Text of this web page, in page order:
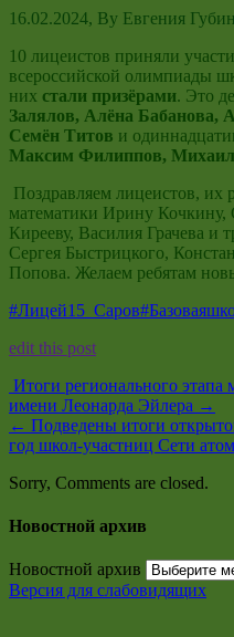
16.02.2024, By Евгения
10 лицеистов приняли
всероссийской олимпиады
них стали призёрами. Это
Залялов, Алёна Бабанова,
Семён Титов и
Максим Филиппов,
Поздравляем лицеистов, их
математики Ирину
Кирееву, Василия Грачева и
Сергея Быстрицкого,
Попова. Желаем ребятам
#Лицей15_Саров
edit this post
Итоги регионального
имени Леонарда Эйлера →
← Подведены итоги
год школ-участниц Сети
Sorry, Comments are closed.
Новостной архив
Новостной архив
Версия для слабовидящих